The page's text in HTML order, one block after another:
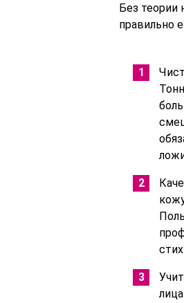
Без теории
правильно